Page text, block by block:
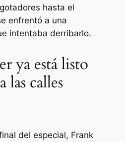
hasta el
enfrentó a una
intentaba derribarlo.
ya está listo
las calles
del especial, Frank